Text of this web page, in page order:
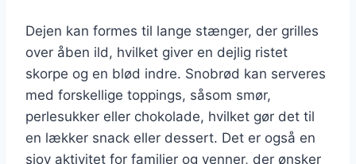
Dejen kan formes til lange stænger, der grilles
over åben ild, hvilket giver en dejlig ristet
skorpe og en blød indre. Snobrød kan serveres
med forskellige toppings, såsom smør,
perlesukker eller chokolade, hvilket gør det til
en lækker snack eller dessert. Det er også en
sjov aktivitet for familier og venner, der ønsker